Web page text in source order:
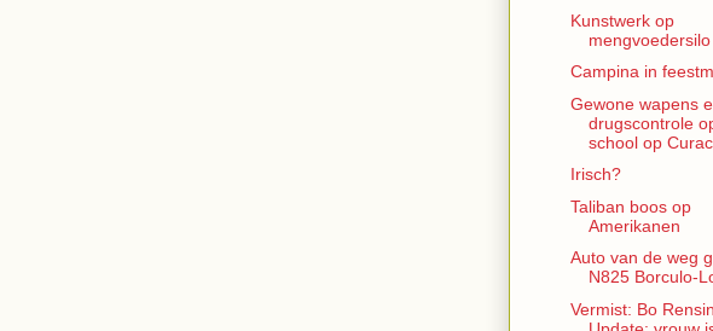
Kunstwerk op
mengvoedersilo
Campina in
Gewone wapens
drugscontrole
school op
Irisch?
Taliban boos op
Amerikanen
Auto van de weg
N825 Borculo-
Vermist: Bo